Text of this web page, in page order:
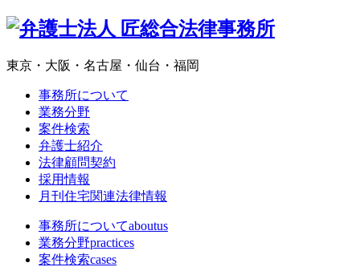
東京・大阪・名古屋・仙台・福岡
事務所について
業務分野
案件検索
弁護士紹介
法律顧問契約
採用情報
月刊住宅関連法律情報
事務所についてaboutus
業務分野practices
案件検索cases